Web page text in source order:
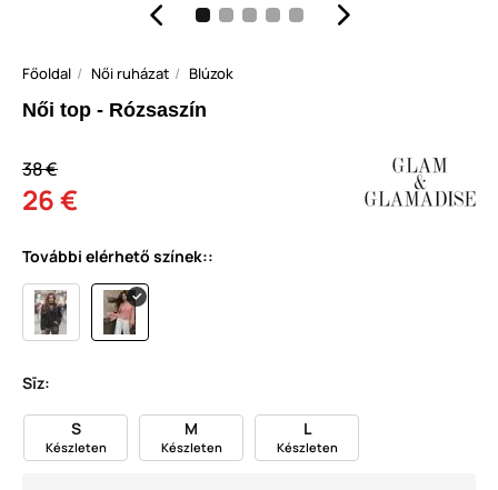
Főoldal Női ruházat Blúzok
Női top - Rózsaszín
38 €
26 €
További elérhető színek::
Sīz:
S
Készleten
M
Készleten
L
Készleten